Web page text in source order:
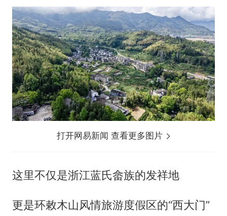
打开网易新闻 查看更多图片
这里不仅是浙江蓝氏畲族的发祥地
更是环敕木山风情旅游度假区的“西大门”